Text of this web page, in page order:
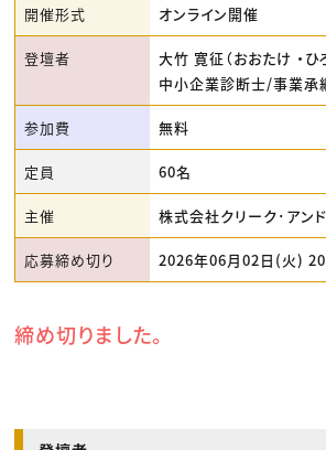
開催形式 オンライン開催
登壇者
大竹 寛征（おおたけ ・ひ
中小企業診断士/事業承
参加費 無料
定員 60名
主催 株式会社クリーク･アン
応募締め切り 2026年06月02日(火)
締め切りました。